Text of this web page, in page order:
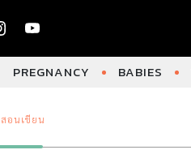
PREGNANCY BABIES
สอนเขียน